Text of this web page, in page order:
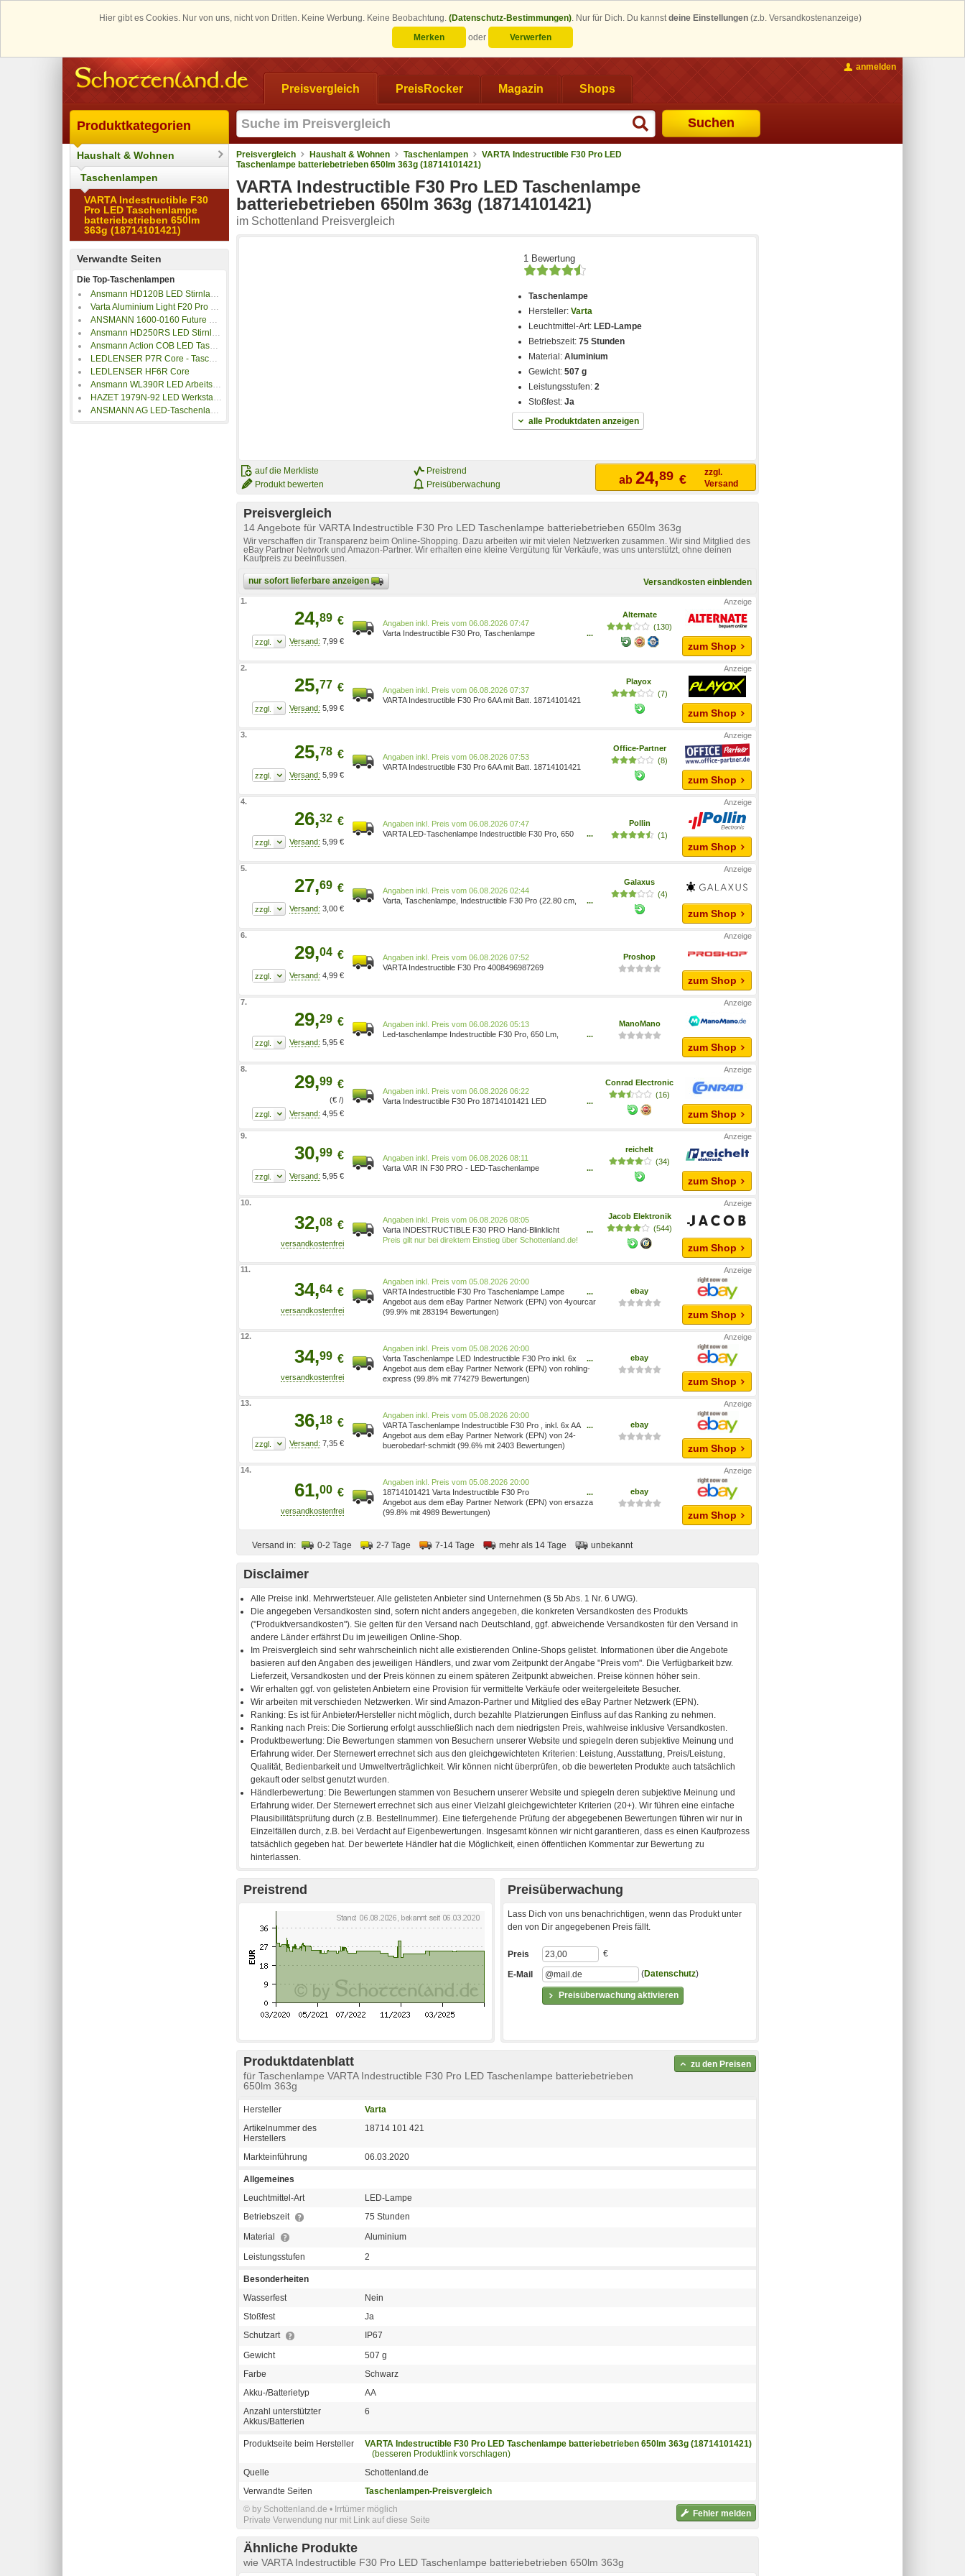
Hier gibt es Cookies. Nur von uns, nicht von Dritten. Keine Werbung. Keine Beobachtung. (Datenschutz-Bestimmungen). Nur für Dich. Du kannstdeine Einstellungen (z.b. Versandkostenanzeige)
Merken
oder Verwerfen
Preisvergleich PreisRocker Magazin Shops
Suchen
anmelden
Produktkategorien
Haushalt & Wohnen
Taschenlampen
VARTA Indestructible F30
Pro LED Taschenlampe
batteriebetrieben 650lm
363g (18714101421)
Verwandte Seiten
Die Top-Taschenlampen
Ansmann HD120B LED Stirnlampe batteriebetrieben 125lm 15h
Varta Aluminium Light F20 Pro LED Taschenlampe batteriebetrieben 250lm 35h
ANSMANN 1600-0160 Future T120 Penlight batteriebetrieben LED 115mm Schwarz
Ansmann HD250RS LED Stirnlampe akkubetrieben 250lm
Ansmann Action COB LED Taschenlampe batteriebetrieben 175lm 6h
LEDLENSER P7R Core - Taschenlampe ZB.502181
LEDLENSER HF6R Core
Ansmann WL390R LED Arbeitsleuchte akkubetrieben 385lm 186g
HAZET 1979N-92 LED Werkstattleuchte
ANSMANN AG LED-Taschenlampe M100F, fokussierbar
Preisvergleich Haushalt & Wohnen Taschenlampen
VARTA Indestructible F30 Pro LED
Taschenlampe batteriebetrieben 650lm 363g (18714101421)
VARTA Indestructible F30 Pro LED Taschenlampe
batteriebetrieben 650lm 363g (18714101421)
im Schottenland Preisvergleich
1 Bewertung
Taschenlampe
Hersteller:Varta
Leuchtmittel-Art: LED-Lampe
Betriebszeit:75 Stunden
Material:Aluminium
Gewicht:507 g
Leistungsstufen:2
Stoßfest:Ja
alle Produktdaten anzeigen
auf die Merkliste
Produkt bewerten
Preistrend
Preisüberwachung
ab 24,89 €
zzgl.
Versand
Preisvergleich
14 Angebote für VARTA Indestructible F30 Pro LED Taschenlampe batteriebetrieben 650lm 363g
Wir verschaffen dir Transparenz beim Online-Shopping. Dazu arbeiten wir mit vielen Netzwerken zusammen. Wir sind Mitglied des
eBay Partner Network und Amazon-Partner. Wir erhalten eine kleine Vergütung für Verkäufe, was uns unterstützt, ohne deinen
Kaufpreis zu beeinflussen.
nur sofort lieferbare anzeigen Versandkosten einblenden
1.
24,89 €
7,99 €
Preis vom 06.08.2026 07:47
Varta Indestructible F30 Pro, Taschenlampe
...
Alternate
(130)
zum Shop
2.
25,77 €
5,99 €
Preis vom 06.08.2026 07:37
VARTA Indestructible F30 Pro 6AA mit Batt. 18714101421
Playox
(7)
zum Shop
3.
25,78 €
5,99 €
Preis vom 06.08.2026 07:53
VARTA Indestructible F30 Pro 6AA mit Batt. 18714101421
Office-Partner
(8)
zum Shop
4.
26,32 €
5,99 €
Preis vom 06.08.2026 07:47
VARTA LED-Taschenlampe Indestructible F30 Pro, 650
...
Pollin
(1)
zum Shop
5.
27,69 €
3,00 €
Preis vom 06.08.2026 02:44
Varta, Taschenlampe, Indestructible F30 Pro (22.80 cm,
...
Galaxus
(4)
zum Shop
6.
29,04 €
4,99 €
Preis vom 06.08.2026 07:52
VARTA Indestructible F30 Pro 4008496987269
Proshop
zum Shop
7.
29,29 €
5,95 €
Preis vom 06.08.2026 05:13
Led-taschenlampe Indestructible F30 Pro, 650 Lm,
...
ManoMano
zum Shop
8.
29,99 €
(€ /)
4,95 €
Preis vom 06.08.2026 06:22
Varta Indestructible F30 Pro 18714101421 LED
...
Conrad Electronic
(16)
zum Shop
9.
30,99 €
5,95 €
Preis vom 06.08.2026 08:11
Varta VAR IN F30 PRO - LED-Taschenlampe
...
reichelt
(34)
zum Shop
10.
32,08 €
Preis vom 06.08.2026 08:05
Varta INDESTRUCTIBLE F30 PRO Hand-Blinklicht
Schwarz LED (18714 101 421)
...
Preis gilt nur bei direktem Einstieg über Schottenland.de!
Jacob Elektronik
(544)
zum Shop
11.
34,64 €
Preis vom 05.08.2026 20:00
VARTA Indestructible F30 Pro Taschenlampe Lampe
Handlampe mit 6x AA Batterien 18714101421
...
Angebot aus dem eBay Partner Network (EPN) von 4yourcar
(99.9% mit 283194 Bewertungen)
ebay
zum Shop
12.
34,99 €
Preis vom 05.08.2026 20:00
Varta Taschenlampe LED Indestructible F30 Pro inkl. 6x
AA Batterien 18714 18714101421
...
Angebot aus dem eBay Partner Network (EPN) von rohling-
express (99.8% mit 774279 Bewertungen)
ebay
zum Shop
13.
36,18 €
7,35 €
Preis vom 05.08.2026 20:00
VARTA Taschenlampe Indestructible F30 Pro , inkl. 6x AA
4008496987269
...
Angebot aus dem eBay Partner Network (EPN) von 24-
buerobedarf-schmidt (99.6% mit 2403 Bewertungen)
ebay
zum Shop
14.
61,00 €
Preis vom 05.08.2026 20:00
18714101421 Varta Indestructible F30 Pro
Taschenlampe LED ~D~
...
Angebot aus dem eBay Partner Network (EPN) von ersazza
(99.8% mit 4989 Bewertungen)
ebay
zum Shop
Versand in: 0-2 Tage 2-7 Tage 7-14 Tage mehr als 14 Tage unbekannt
Disclaimer
Preistrend Preisüberwachung
Lass Dich von uns benachrichtigen, wenn das Produkt unter
den von Dir angegebenen Preis fällt.
Preisüberwachung aktivieren
Preis €
E-Mail (Datenschutz)
Produktdatenblatt
für Taschenlampe VARTA Indestructible F30 Pro LED Taschenlampe batteriebetrieben
650lm 363g
zu den Preisen
Hersteller
Varta
Artikelnummer des
Herstellers
18714 101 421
Markteinführung 06.03.2020
Allgemeines
Leuchtmittel-Art
LED-Lampe
Betriebszeit
75 Stunden
Material
Aluminium
Leistungsstufen
2
Besonderheiten
Wasserfest
Nein
Stoßfest
Ja
Schutzart
IP67
Gewicht
507 g
Farbe
Schwarz
Akku-/Batterietyp
AA
Anzahl unterstützter
Akkus/Batterien
6
Produktseite beim Hersteller
VARTA Indestructible F30 Pro LED Taschenlampe batteriebetrieben 650lm 363g (18714101421)
(besseren Produktlink vorschlagen)
Quelle
Schottenland.de
Verwandte Seiten
Taschenlampen-Preisvergleich
Fehler melden
© by Schottenland.de • Irrtümer möglich
Private Verwendung nur mit Link auf diese Seite
Ähnliche Produkte
wie VARTA Indestructible F30 Pro LED Taschenlampe batteriebetrieben 650lm 363g